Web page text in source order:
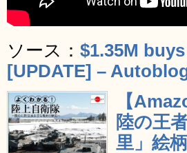
ソース： $1.35M
[UPDATE] –
【
陸の王
里」絵